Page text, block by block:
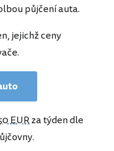
půjčení auta.
jejichž ceny
EURza týden dle